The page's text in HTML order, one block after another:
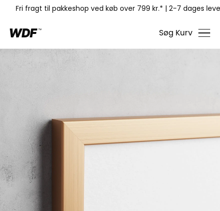
Fri fragt til pakkeshop ved køb over 799 kr.* | 2-7 dages
Søg Kurv